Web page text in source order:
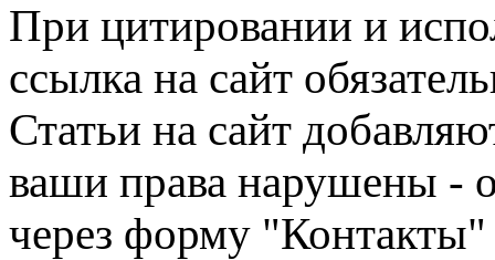
При цитировании и
ссылка на сайт
Статьи на сайт
ваши права нарушены -
через форму "Контакты"